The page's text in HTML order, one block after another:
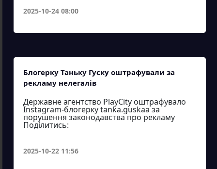
2025-10-24 08:00
Блогерку Таньку Гуску оштрафували за
рекламу нелегалів
Державне агентство PlayCity оштрафувало
Instagram-блогерку tanka.guskaa за
порушення законодавства про рекламу
Поділитись:
2025-10-22 11:56